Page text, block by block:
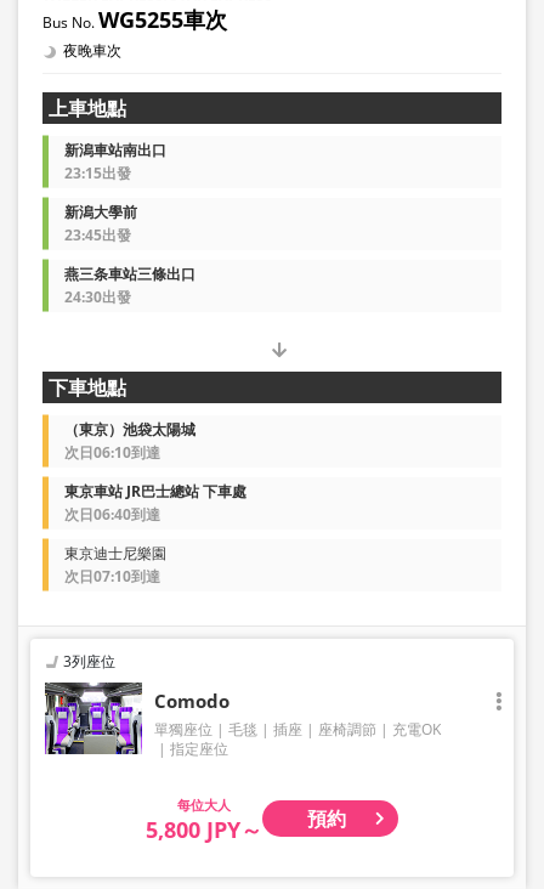
WG5255車次
夜晚車次
上車地點
新潟車站南出口
23:15出發
新潟大學前
23:45出發
燕三条車站三條出口
24:30出發
下車地點
（東京）池袋太陽城
次日06:10到達
東京車站 JR巴士總站 下車處
次日06:40到達
東京迪士尼樂園
次日07:10到達
3列座位
Comodo
單獨座位 毛毯 插座 座椅調節
充電OK
指定座位
大人
5,800 JPY～ 預約